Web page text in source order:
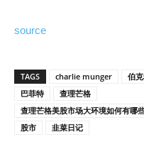
source
TAGS charlie munger 伯
巴菲特
查理芒格
查理芒格美股市场大环境如何有哪
股市
韭菜日记